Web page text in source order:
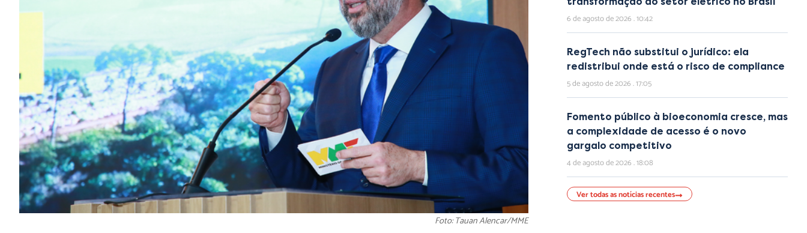
Foto: Tauan Alencar/MME
6 de agosto de 2026 10:42
RegTech não substitui o jurídico: ela
redistribui onde está o risco de compliance
5 de agosto de 2026 17:05
Fomento público à bioeconomia cresce, mas
a complexidade de acesso é o novo
gargalo competitivo
4 de agosto de 2026 18:08
Ver todas as notícias recentes